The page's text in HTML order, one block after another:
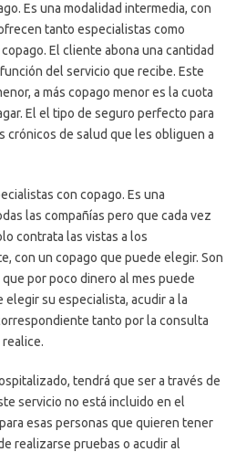
Es una modalidad intermedia, con
tanto especialistas como
El cliente abona una cantidad
del servicio que recibe. Este
a más copago menor es la cuota
El el tipo de seguro perfecto para
crónicos de salud que les obliguen a
con copago. Es una
las compañías pero que cada vez
contrata las vistas a los
con un copago que puede elegir. Son
por poco dinero al mes puede
su especialista, acudir a la
tanto por la consulta
tendrá que ser a través de
servicio no está incluido en el
esas personas que quieren tener
realizarse pruebas o acudir al